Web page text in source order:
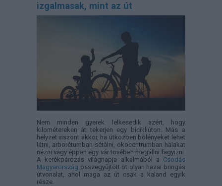
izgalmasak, mint az út
Nem minden gyerek lelkesedik azért, hogy
kilométereken át tekerjen egy bicikliúton. Más a
helyzet viszont akkor, ha útközben bölényeket lehet
látni, arborétumban sétálni, ökocentrumban halakat
nézni vagy éppen egy vár tövében megállni fagyizni.
A kerékpározás világnapja alkalmából a Csodás
Magyarország összegyűjtött öt olyan hazai bringás
útvonalat, ahol maga az út csak a kaland egyik
része.